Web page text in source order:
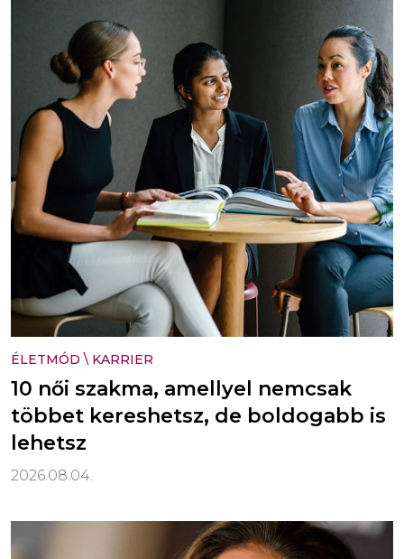
ÉLETMÓD \ KARRIER
10 női szakma, amellyel nemcsak
többet kereshetsz, de boldogabb is
lehetsz
2026.08.04.